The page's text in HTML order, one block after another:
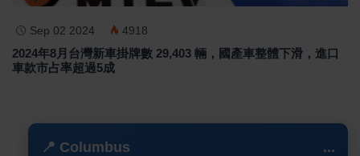
Sep 02 2024 4918
2024年8月台灣新車掛牌數 29,403 輛，國產車整體下滑，進口
車款市占率超過5成
📍 Columbus ...